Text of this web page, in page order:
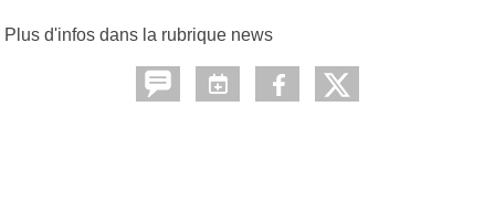
Plus d'infos dans la rubrique news